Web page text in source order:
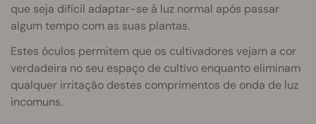
que seja difícil adaptar-se à luz normal após passar
algum tempo com as suas plantas.
Estes óculos permitem que os cultivadores vejam a cor
verdadeira no seu espaço de cultivo enquanto eliminam
qualquer irritação destes comprimentos de onda de luz
incomuns.